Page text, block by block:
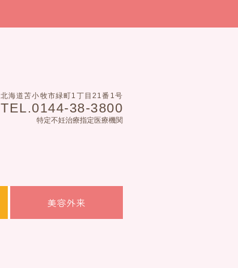
北海道苫小牧市緑町1丁目21番1号
TEL.0144-38-3800
特定不妊治療指定医療機関
美容外来